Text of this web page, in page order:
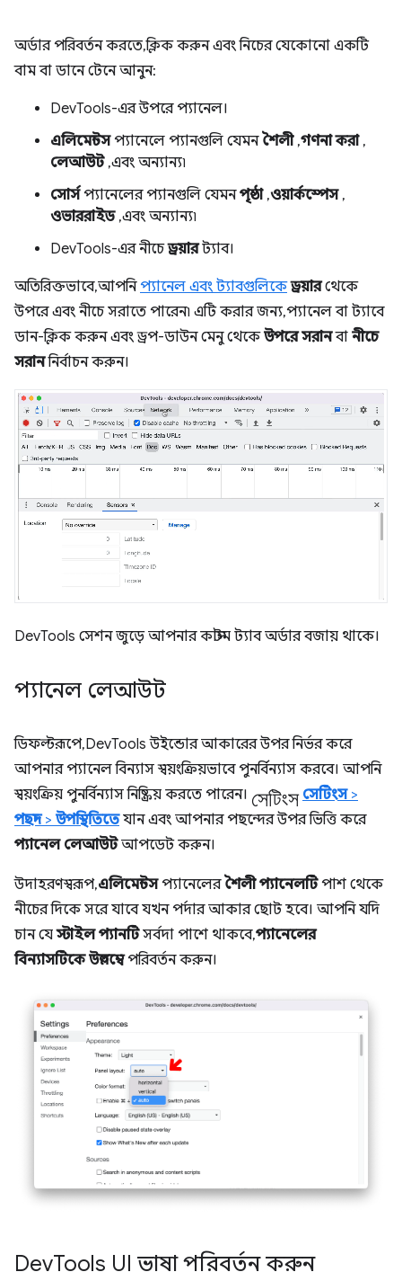
অর্ডার পরিবর্তন করতে, ক্লিক করুন এবং নিচের যেকোনো একটি
বাম বা ডানে টেনে আনুন:
DevTools-এর উপরে প্যানেল।
এলিমেন্টসপ্যানেলে প্যানগুলি যেমন শৈলী,গণনা করা,
লেআউট, এবং অন্যান্য৷
সোর্সপ্যানেলের প্যানগুলি যেমনপৃষ্ঠা,ওয়ার্কস্পেস,
ওভাররাইড, এবং অন্যান্য৷
DevTools-এর নীচেড্রয়ারট্যাব।
অতিরিক্তভাবে, আপনিপ্যানেল এবং ট্যাবগুলিকে ড্রয়ারথেকে
উপরে এবং নীচে সরাতে পারেন৷ এটি করার জন্য, প্যানেল বা ট্যাবে
ডান-ক্লিক করুন এবং ড্রপ-ডাউন মেনু থেকেউপরে সরানবা নীচে
সরাননির্বাচন করুন।
DevTools সেশন জুড়ে আপনার কাস্টম ট্যাব অর্ডার বজায় থাকে।
প্যানেল লেআউট
ডিফল্টরূপে, DevTools উইন্ডোর আকারের উপর নির্ভর করে
আপনার প্যানেল বিন্যাস স্বয়ংক্রিয়ভাবে পুনর্বিন্যাস করবে। আপনি
স্বয়ংক্রিয় পুনর্বিন্যাস নিষ্ক্রিয় করতে পারেন। সেটিংস সেটিংস>
পছন্দ> উপস্থিতিতেযান এবং আপনার পছন্দের উপর ভিত্তি করে
প্যানেল লেআউটআপডেট করুন।
উদাহরণস্বরূপ,এলিমেন্টসপ্যানেলের শৈলী প্যানেলটিপাশ থেকে
নীচের দিকে সরে যাবে যখন পর্দার আকার ছোট হবে। আপনি যদি
চান যেস্টাইল প্যানটিসর্বদা পাশে থাকবে,প্যানেলের
বিন্যাসটিকে উল্লম্বেপরিবর্তন করুন।
DevTools UI ভাষা পরিবর্তন করুন